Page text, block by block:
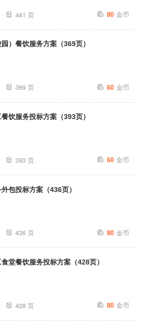
441 页 80 金币
）餐饮服务方案（369页）
369 页 60 金币
饮服务投标方案（393页）
393 页 60 金币
包投标方案（436页）
436 页 80 金币
堂餐饮服务投标方案（428页）
428 页 80 金币